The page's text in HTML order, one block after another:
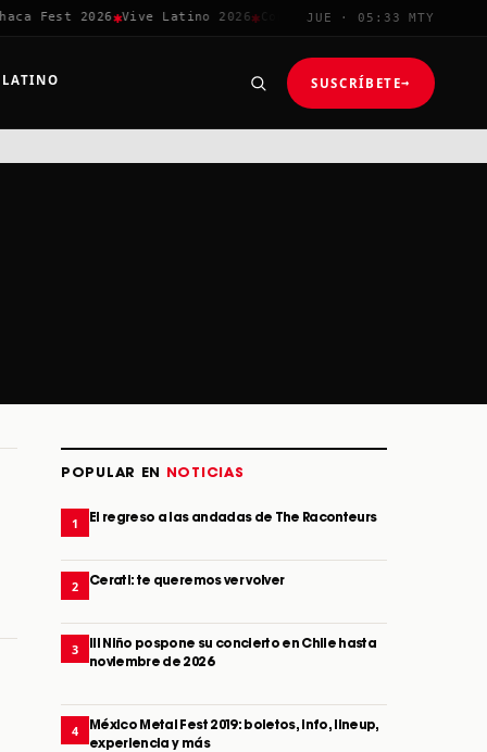
Fest 2026✱Vive Latino 2026✱Corona Capital✱Coachella 2026
JUE · 05:33 MTY
SUSCRÍBETE→
POPULAR EN NOTICIAS
1 El regreso a las andadas de The Raconteurs
2 Cerati: te queremos ver volver
3
Ill Niño pospone su concierto en Chile hasta
noviembre de 2026
4
México Metal Fest 2019: boletos, info, lineup,
experiencia y más